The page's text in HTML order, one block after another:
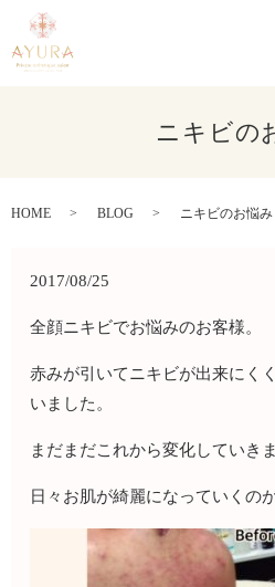
ニキビの
HOME BLOG ニキビのお悩み
2017/08/25
全顔ニキビでお悩みのお客様。
赤みが引いてニキビが出来にく
いました。
まだまだこれから変化していき
日々お肌が綺麗になっていくの